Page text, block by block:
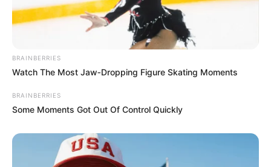
BRAINBERRIES
Watch The Most Jaw‑Dropping Figure Skating Moments
BRAINBERRIES
Some Moments Got Out Of Control Quickly